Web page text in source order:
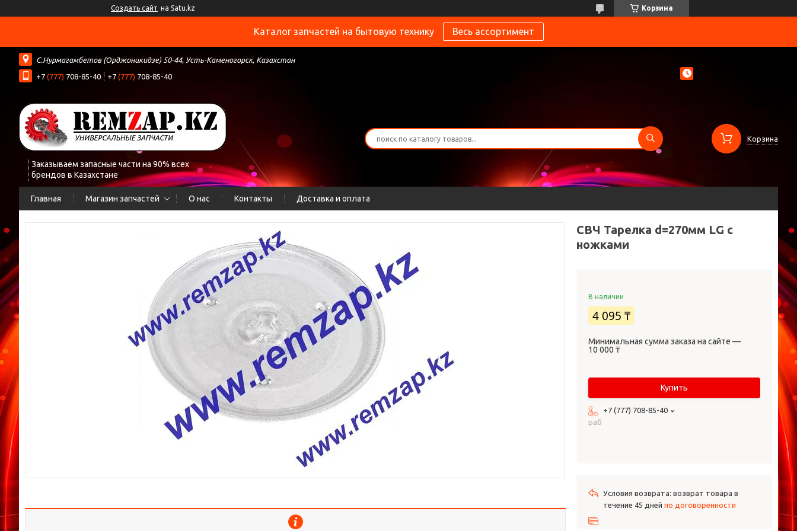
Создать сайт на Satu.kz Корзина
Каталог запчастей на бытовую технику Весь ассортимент
С.Нурмагамбетов (Орджоникидзе) 50-44, Усть-Каменогорск, Казахстан
+7 (777) 708-85-40 +7 (777) 708-85-40
Заказываем запасные части на 90% всех
брендов в Казахстане
Корзина
Главная Магазин запчастей О нас Контакты Доставка и оплата
СВЧ Тарелка d=270мм LG с
ножками
В наличии
4 095 ₸
Минимальная сумма заказа на сайте —
10 000 ₸
Купить
+7 (777) 708-85-40
раб
возврат товара в
течение 45 дней по договоренности